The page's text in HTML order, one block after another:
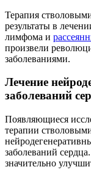
Терапия
результаты в
лимфома и
произвели
заболеваниями.
Лечение
заболеваний
Появляющиеся
терапии
заболеваний
значительно